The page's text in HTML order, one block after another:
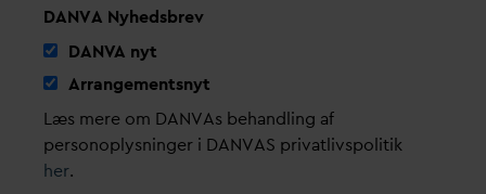
DANVA Nyhedsbrev
DANVA nyt
Arrangementsnyt
Læs mere om DANVAs behandling af
personoplysninger i DANVAS privatlivspolitik
her.